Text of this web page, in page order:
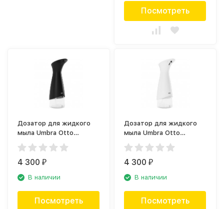
Посмотреть
Дозатор для жидкого
мыла Umbra Otto
1015531-040
4 300₽
В наличии
Посмотреть
Дозатор для жидкого
мыла Umbra Otto
1015531-660
4 300₽
В наличии
Посмотреть